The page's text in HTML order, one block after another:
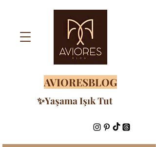
AVIORESBLOG
✨Yaşama Işık Tut